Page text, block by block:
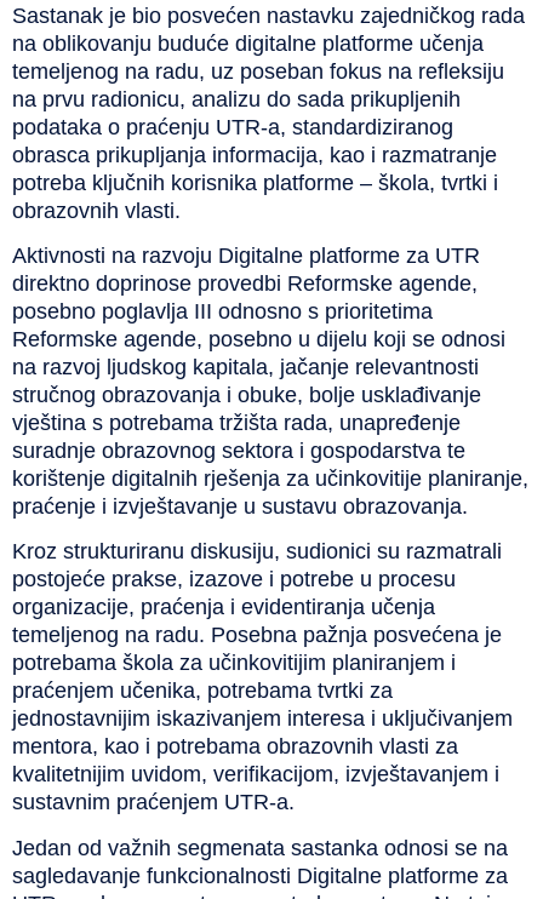
Sastanak je bio posvećen nastavku zajedničkog rada
na oblikovanju buduće digitalne platforme učenja
temeljenog na radu, uz poseban fokus na refleksiju
na prvu radionicu, analizu do sada prikupljenih
podataka o praćenju UTR-a, standardiziranog
obrasca prikupljanja informacija, kao i razmatranje
potreba ključnih korisnika platforme – škola, tvrtki i
obrazovnih vlasti.
Aktivnosti na razvoju Digitalne platforme za UTR
direktno doprinose provedbi Reformske agende,
posebno poglavlja III odnosno s prioritetima
Reformske agende, posebno u dijelu koji se odnosi
na razvoj ljudskog kapitala, jačanje relevantnosti
stručnog obrazovanja i obuke, bolje usklađivanje
vještina s potrebama tržišta rada, unapređenje
suradnje obrazovnog sektora i gospodarstva te
korištenje digitalnih rješenja za učinkovitije planiranje,
praćenje i izvještavanje u sustavu obrazovanja.
Kroz strukturiranu diskusiju, sudionici su razmatrali
postojeće prakse, izazove i potrebe u procesu
organizacije, praćenja i evidentiranja učenja
temeljenog na radu. Posebna pažnja posvećena je
potrebama škola za učinkovitijim planiranjem i
praćenjem učenika, potrebama tvrtki za
jednostavnijim iskazivanjem interesa i uključivanjem
mentora, kao i potrebama obrazovnih vlasti za
kvalitetnijim uvidom, verifikacijom, izvještavanjem i
sustavnim praćenjem UTR-a.
Jedan od važnih segmenata sastanka odnosi se na
sagledavanje funkcionalnosti Digitalne platforme za